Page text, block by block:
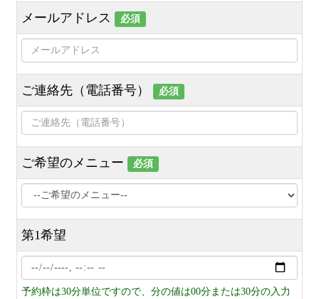
メールアドレス 必須
ご連絡先（電話番号） 必須
ご希望のメニュー 必須
第1希望
予約枠は30分単位ですので、分の値は00分または30分の入力